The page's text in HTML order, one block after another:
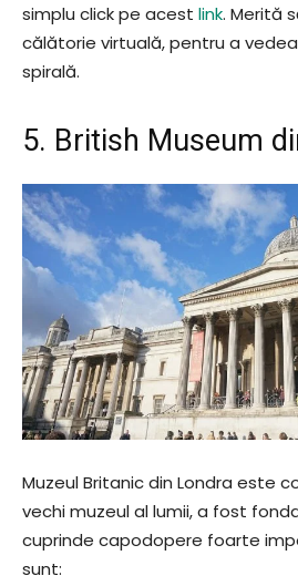
simplu click pe acest link. Merită
călătorie virtuală, pentru a
spirală.
5. British Museum
Muzeul Britanic din Londra este
vechi muzeul al lumii, a fost
cuprinde capodopere foarte
sunt: